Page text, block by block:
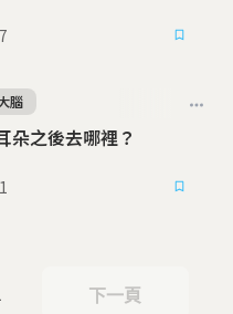
朵之後去哪裡？
腦
下一頁
下一頁